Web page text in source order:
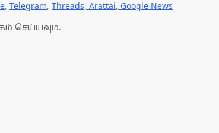
, Telegram, Threads, Arattai, Google News
செய்யவும்.